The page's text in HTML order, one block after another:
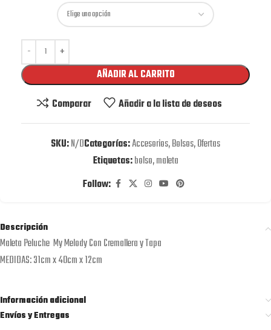
AÑADIR AL CARRITO
Comparar
Añadir a la lista de deseos
SKU:N/DCategorías:Accesorios,Bolsos,Ofertas
Etiquetas:bolso,maleta
Follow:
Descripción
Maleta Peluche My Melody Con Cremallera y Tapa
MEDIDAS: 31cm x 40cm x 12cm
Información adicional
Envíos y Entregas